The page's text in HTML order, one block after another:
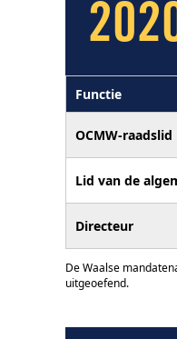
Functie
OCMW-raadslid
Lid van de
Directeur
De Waalse
uitgeoefend.